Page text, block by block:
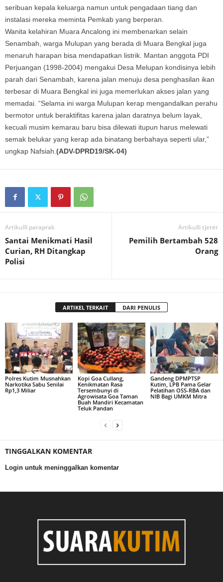
seribuan kepala keluarga namun untuk pengadaan tiang dan
instalasi mereka meminta Pemkab yang berperan.
Wanita kelahiran Muara Ancalong ini membenarkan selain
Senambah, warga Mulupan yang berada di Muara Bengkal juga
menaruh harapan bisa mendapatkan listrik. Mantan anggota PDI
Perjuangan (1998-2004) mengakui Desa Melupan kondisinya lebih
parah dari Senambah, karena jalan menuju desa penghasilan ikan
terbesar di Muara Bengkal ini juga memerlukan akses jalan yang
memadai. “Selama ini warga Mulupan kerap mengandalkan perahu
bermotor untuk beraktifitas karena jalan daratnya belum layak,
kecuali musim kemarau baru bisa dilewati itupun harus melewati
semak belukar yang kerap ada binatang berbahaya seperti ular,”
ungkap Nafsiah. (ADV-DPRD19/SK-04)
Artikulli paraprak
Santai Menikmati Hasil
Curian, RH Ditangkap
Polisi
Artikulli tjetër
Pemilih Bertambah 528
Orang
ARTIKEL TERKAIT DARI PENULIS
Polres Kutim Musnahkan
Narkotika Sabu Senilai
Rp1,3 Miliar
Kopi Goa Cullang,
Kenikmatan Rasa
Tersembunyi di
Agrowisata Goa Taman
Buah Mandiri Kecamatan
Teluk Pandan
Gandeng DPMPTSP
Kutim, LPB Pama Gelar
Pelatihan OSS-RBA dan
NIB Bagi UMKM Mitra
TINGGALKAN KOMENTAR
Login untuk meninggalkan komentar